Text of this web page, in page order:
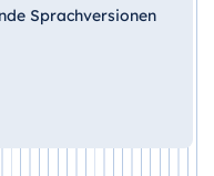
Sprachversionen